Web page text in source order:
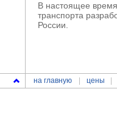
В настоящее
транспорта
России.
на главную цены